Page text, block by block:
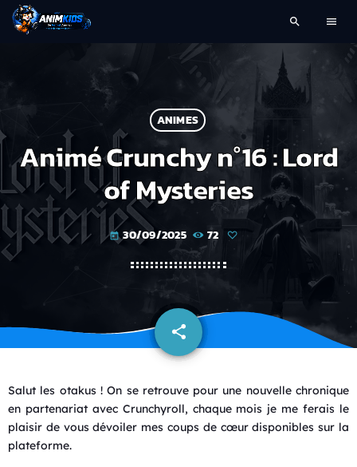
search menu
ANIMES
Animé Crunchy n°16 : Lord
of Mysteries
today 30/09/2025 72
share
email
Salut les otakus ! On se retrouve pour une nouvelle chronique
en partenariat avec Crunchyroll, chaque mois je me ferais le
plaisir de vous dévoiler mes coups de cœur disponibles sur la
plateforme.